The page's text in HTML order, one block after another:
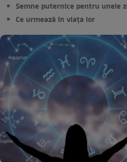
Semne puternice pentru unele
Ce urmează în viața lor